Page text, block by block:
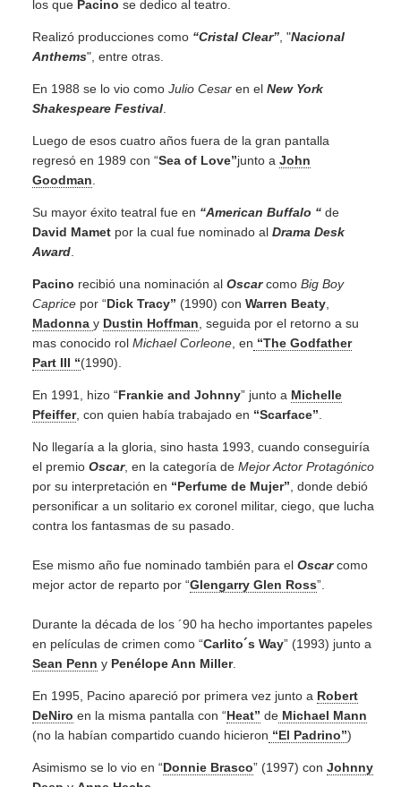
los que Pacino se dedico al teatro.
Realizó producciones como “Cristal Clear” , "Nacional
Anthems", entre otras.
En 1988 se lo vio como Julio Cesar en el New York
Shakespeare Festival
Luego de esos cuatro años fuera de la gran pantalla
regresó en 1989 con “Sea of Love”junto a John
Goodman
Su mayor éxito teatral fue en “American Buffalo “ de
David Mamet por la cual fue nominado al Drama Desk
Award
Pacino recibió una nominación al Oscarcomo Big Boy
Caprice por “Dick Tracy” (1990) con Warren Beaty
Madonna y Dustin Hoffman , seguida por el retorno a su
mas conocido rol Michael Corleone , en “The Godfather
Part III “(1990).
En 1991, hizo “Frankie and Johnny” junto a Michelle
Pfeiffer, con quien había trabajado en “Scarface”
No llegaría a la gloria, sino hasta 1993, cuando conseguiría
el premio Oscar, en la categoría de Mejor Actor Protagónico
por su interpretación en “Perfume de Mujer” , donde debió
personificar a un solitario ex coronel militar, ciego, que lucha
contra los fantasmas de su pasado.
Ese mismo año fue nominado también para el Oscarcomo
mejor actor de reparto por “Glengarry Glen Ross”.
Durante la década de los ´90 ha hecho importantes papeles
en películas de crimen como “Carlito´s Way” (1993) junto a
Sean Penn y Penélope Ann Miller.
En 1995, Pacino apareció por primera vez junto a Robert
DeNiro en la misma pantalla con “Heat” de Michael Mann
(no la habían compartido cuando hicieron “El Padrino”)
Asimismo se lo vio en “Donnie Brasco” (1997) con Johnny